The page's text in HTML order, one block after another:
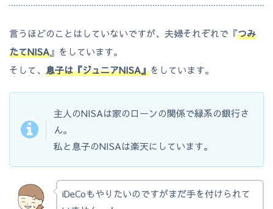
言うほどのことはしていないですが、夫婦それぞれで『つみ
たてNISA』をしています。
そして、 息子は『ジュニアNISA』をしています。
主人のNISAは家のローンの関係で緑系の銀行さ
ん。
私と息子のNISAは楽天にしています。
iDeCoもやりたいのですがまだ手を付けられて